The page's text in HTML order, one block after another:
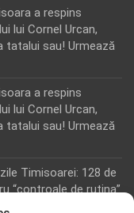
a respins
lui Cornel Urcan,
tatalui sau! Urmează
a respins
lui Cornel Urcan,
tatalui sau! Urmează
Timisoarei: 128 de
“controale de rutina”